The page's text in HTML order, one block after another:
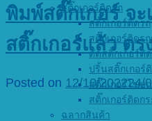
สติ๊กเกอร์ติดรถ
สติ๊กเกอร์ติดรถ
สติ๊กเกอร์ติดร
ตัดสติ๊กเกอร์ติ
ปริ้นสติ๊กเกอร์
สติ๊กเกอร์โฆษ
สติ๊กเกอร์ติดก
ฉลากสินค้า
พิมพ์สติ๊กเกอร์ จ
สติ๊กเกอร์แล้ว ตร
Posted on 12/10/202224/